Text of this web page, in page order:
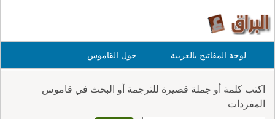
لوحة المفاتيح بالعربية حول القاموس
اكتب كلمة أو جملة قصيرة للترجمة أو البحث في قاموس
المفردات